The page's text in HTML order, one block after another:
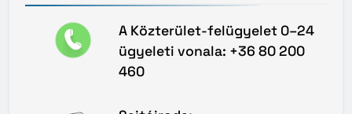
A Közterület-felügyelet 0–24
ügyeleti vonala: +36 80 200
460